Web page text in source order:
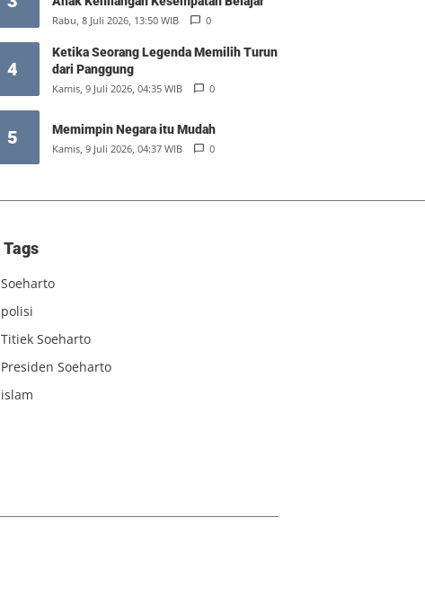
Rabu, 8 Juli 2026, 13:50 WIB 0
4
Ketika Seorang Legenda Memilih Turun
dari Panggung
Kamis, 9 Juli 2026, 04:35 WIB 0
5 Memimpin Negara itu Mudah
Kamis, 9 Juli 2026, 04:37 WIB 0
Tags
Soeharto
polisi
Titiek Soeharto
Presiden Soeharto
islam